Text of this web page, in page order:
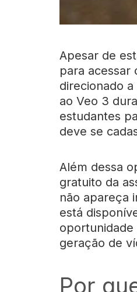
Apesar de
para acessar
direcionado
ao Veo 3
estudantes
deve se
Além dessa
gratuito da
não apareça
está
oportunidade
geração de
Por